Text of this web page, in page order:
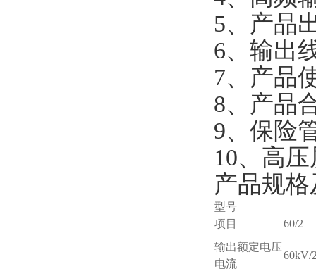
5、产品
6、输出
7、产品
8、产品
9、保险
10、高
产品规
型号
项目
60/2
输出额定电压
电流
60kV/